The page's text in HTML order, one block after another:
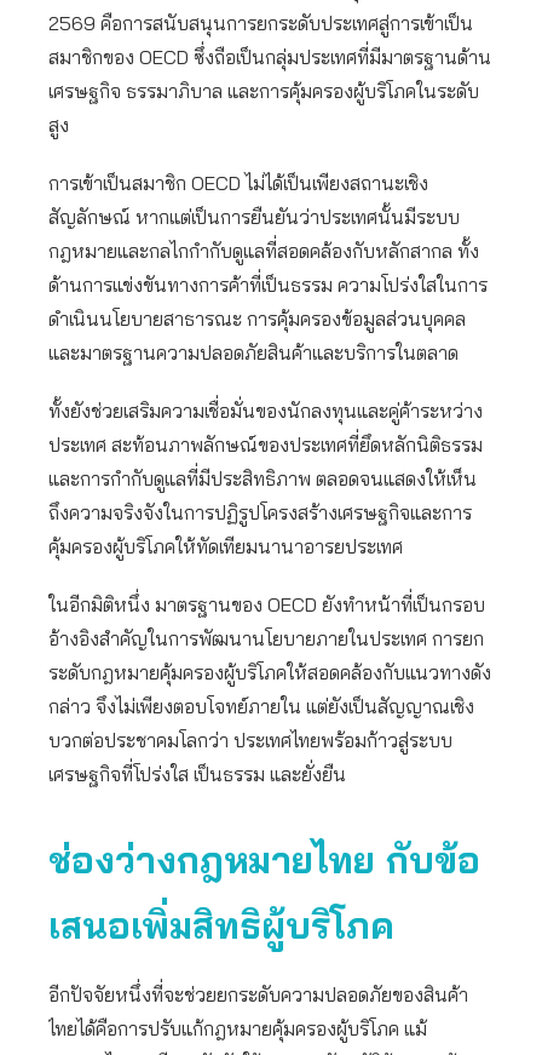
2569 คือการสนับสนุนการยกระดับประเทศสู่การเข้าเป็น
สมาชิกของ OECD ซึ่งถือเป็นกลุ่มประเทศที่มีมาตรฐานด้าน
เศรษฐกิจ ธรรมาภิบาล และการคุ้มครองผู้บริโภคในระดับ
สูง
การเข้าเป็นสมาชิก OECD ไม่ได้เป็นเพียงสถานะเชิง
สัญลักษณ์ หากแต่เป็นการยืนยันว่าประเทศนั้นมีระบบ
กฎหมายและกลไกกำกับดูแลที่สอดคล้องกับหลักสากล ทั้ง
ด้านการแข่งขันทางการค้าที่เป็นธรรม ความโปร่งใสในการ
ดำเนินนโยบายสาธารณะ การคุ้มครองข้อมูลส่วนบุคคล
และมาตรฐานความปลอดภัยสินค้าและบริการในตลาด
ทั้งยังช่วยเสริมความเชื่อมั่นของนักลงทุนและคู่ค้าระหว่าง
ประเทศ สะท้อนภาพลักษณ์ของประเทศที่ยึดหลักนิติธรรม
และการกำกับดูแลที่มีประสิทธิภาพ ตลอดจนแสดงให้เห็น
ถึงความจริงจังในการปฏิรูปโครงสร้างเศรษฐกิจและการ
คุ้มครองผู้บริโภคให้ทัดเทียมนานาอารยประเทศ
ในอีกมิติหนึ่ง มาตรฐานของ OECD ยังทำหน้าที่เป็นกรอบ
อ้างอิงสำคัญในการพัฒนานโยบายภายในประเทศ การยก
ระดับกฎหมายคุ้มครองผู้บริโภคให้สอดคล้องกับแนวทางดัง
กล่าว จึงไม่เพียงตอบโจทย์ภายใน แต่ยังเป็นสัญญาณเชิง
บวกต่อประชาคมโลกว่า ประเทศไทยพร้อมก้าวสู่ระบบ
เศรษฐกิจที่โปร่งใส เป็นธรรม และยั่งยืน
ช่องว่างกฎหมายไทย กับข้อ
เสนอเพิ่มสิทธิผู้บริโภค
อีกปัจจัยหนึ่งที่จะช่วยยกระดับความปลอดภัยของสินค้า
ไทยได้คือการปรับแก้กฎหมายคุ้มครองผู้บริโภค แม้